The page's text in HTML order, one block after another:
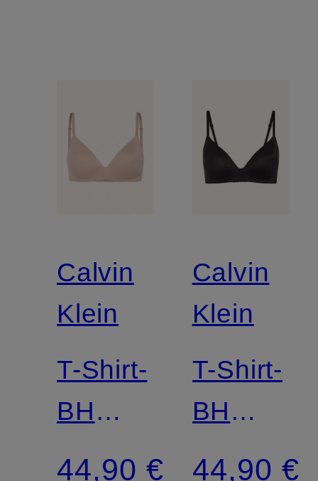
Calvin
Klein
T-Shirt-
BH
PERFECTLY
44,90 €
Calvin
Klein
T-Shirt-
BH
44,90 €